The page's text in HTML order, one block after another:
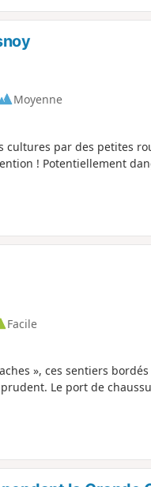
Moyenne
par des petites
! Potentiellement
Facile
», ces sentiers
Le port de